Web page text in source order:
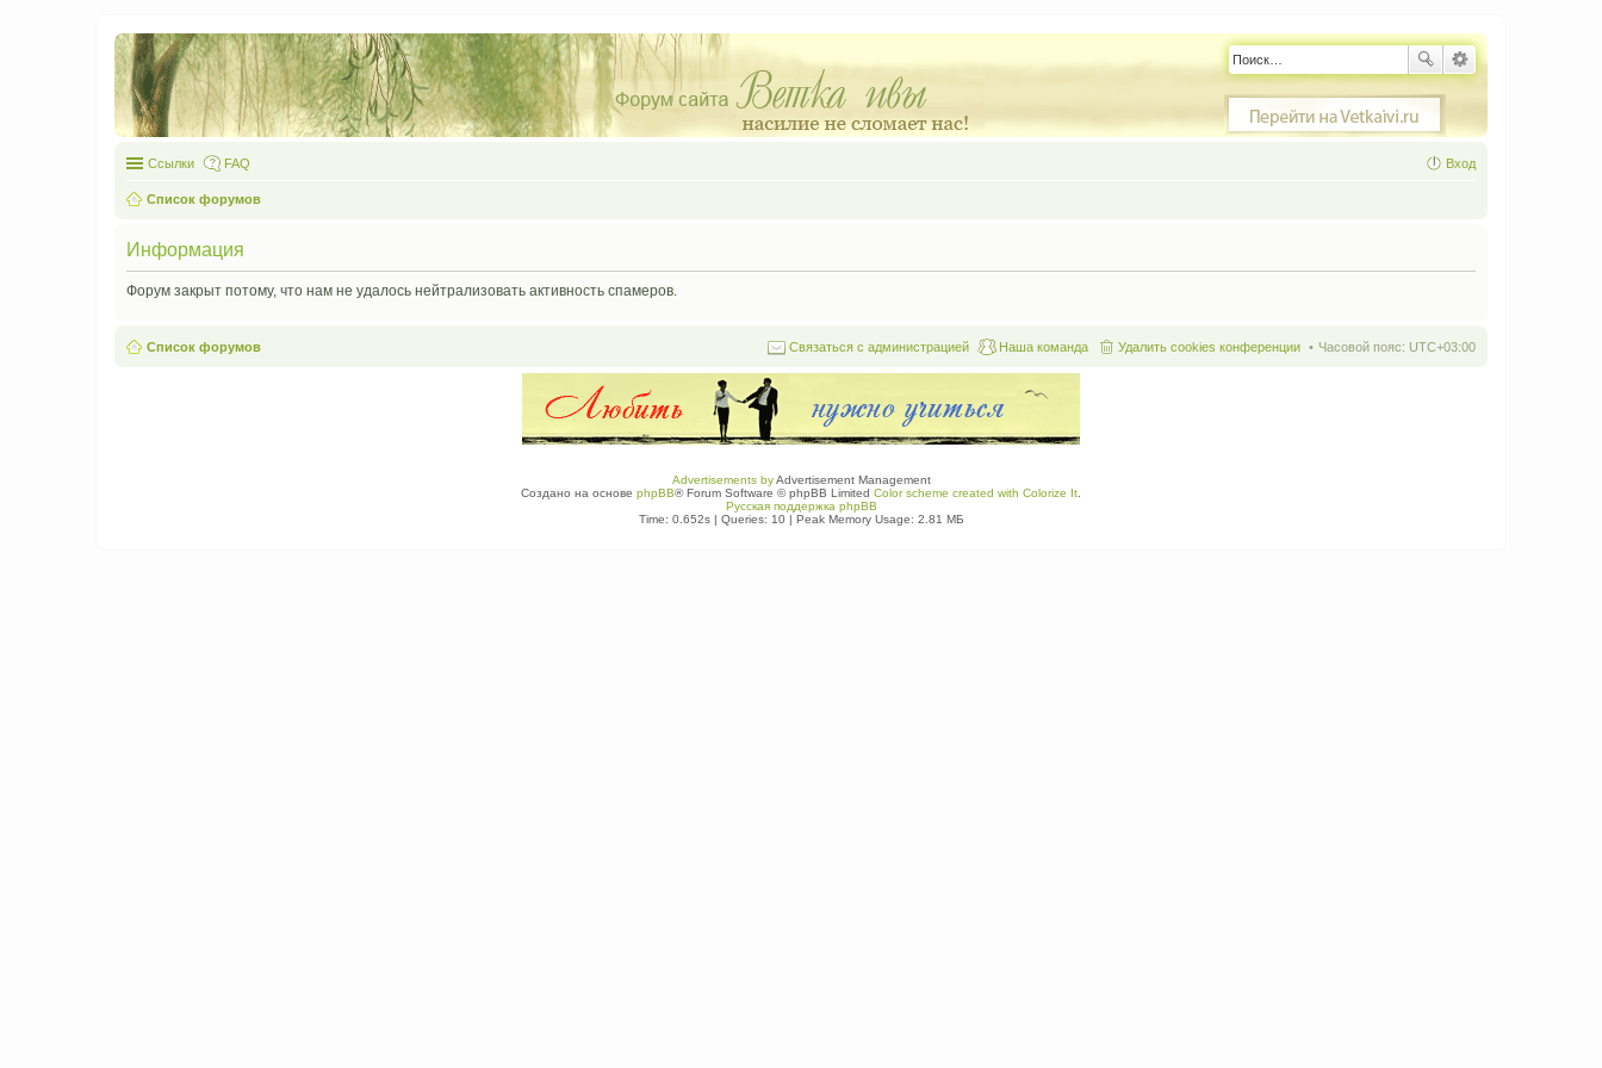
Ссылки FAQ Вход
Список форумов
Информация
Форум закрыт потому, что нам не удалось нейтрализовать активность спамеров.
Список форумов Часовой пояс: UTC+03:00
Удалить cookies конференции
Наша команда
Связаться с администрацией
Advertisements byAdvertisement Management
Создано на основе phpBB® Forum Software © phpBB Limited Color scheme created with Colorize It
Русская поддержка phpBB
Time: 0.652s| Queries: 10| Peak Memory Usage: 2.81 МБ